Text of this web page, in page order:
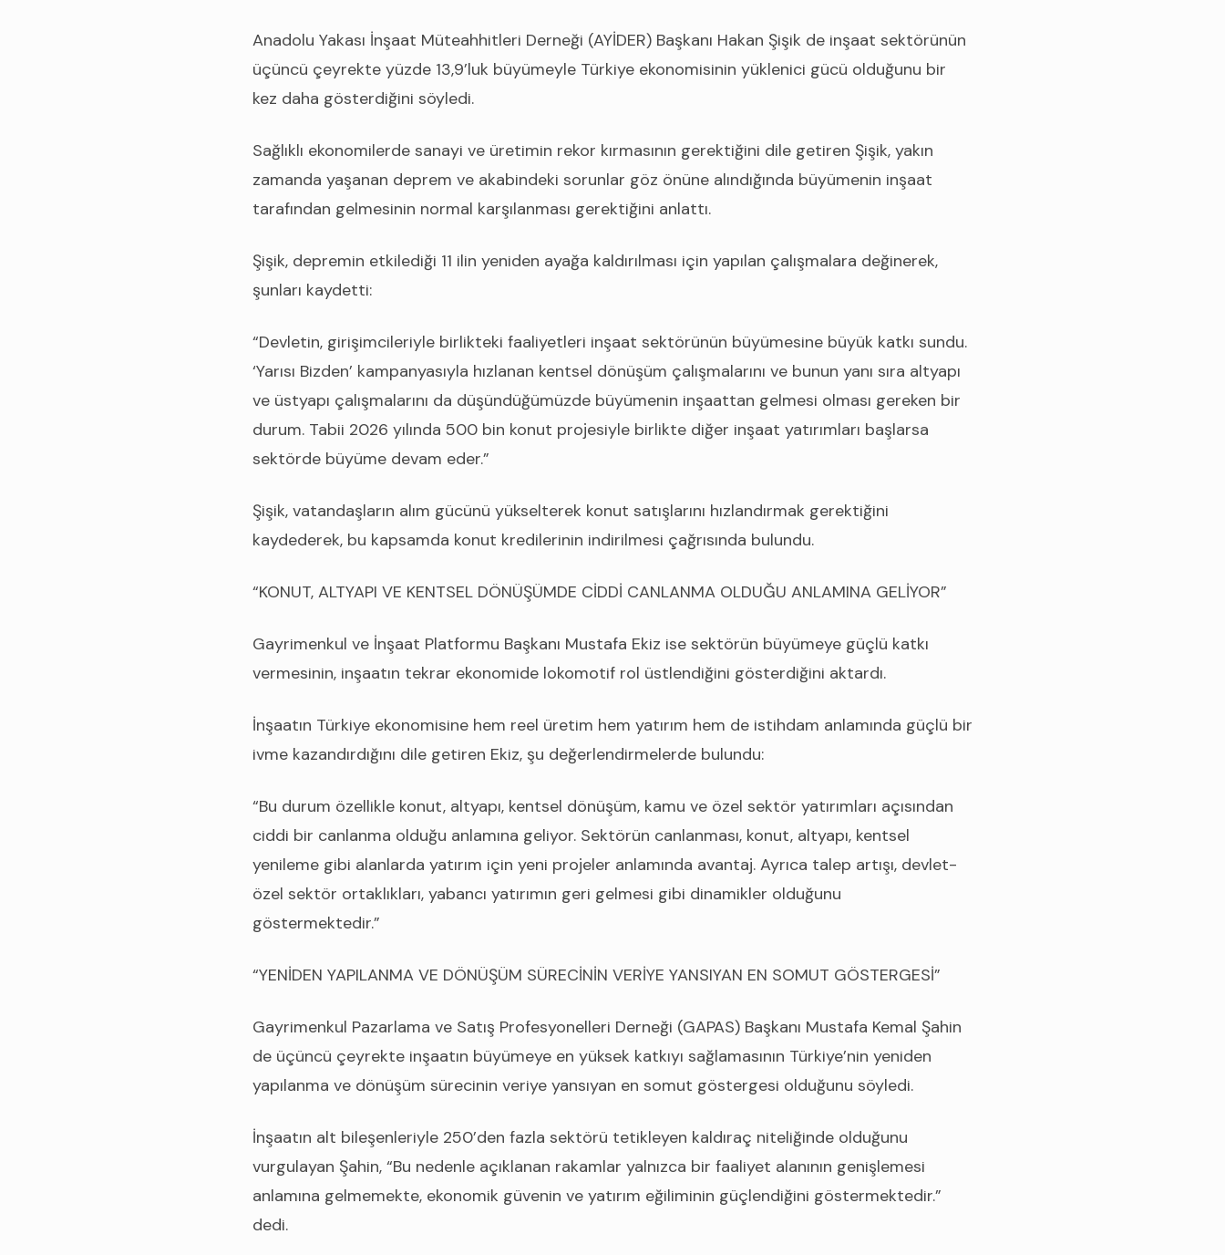
Anadolu Yakası İnşaat Müteahhitleri Derneği (AYİDER) Başkanı Hakan Şişik de inşaat sektörünün
üçüncü çeyrekte yüzde 13,9’luk büyümeyle Türkiye ekonomisinin yüklenici gücü olduğunu bir
kez daha gösterdiğini söyledi.
Sağlıklı ekonomilerde sanayi ve üretimin rekor kırmasının gerektiğini dile getiren Şişik, yakın
zamanda yaşanan deprem ve akabindeki sorunlar göz önüne alındığında büyümenin inşaat
tarafından gelmesinin normal karşılanması gerektiğini anlattı.
Şişik, depremin etkilediği 11 ilin yeniden ayağa kaldırılması için yapılan çalışmalara değinerek,
şunları kaydetti:
“Devletin, girişimcileriyle birlikteki faaliyetleri inşaat sektörünün büyümesine büyük katkı sundu.
‘Yarısı Bizden’ kampanyasıyla hızlanan kentsel dönüşüm çalışmalarını ve bunun yanı sıra altyapı
ve üstyapı çalışmalarını da düşündüğümüzde büyümenin inşaattan gelmesi olması gereken bir
durum. Tabii 2026 yılında 500 bin konut projesiyle birlikte diğer inşaat yatırımları başlarsa
sektörde büyüme devam eder.”
Şişik, vatandaşların alım gücünü yükselterek konut satışlarını hızlandırmak gerektiğini
kaydederek, bu kapsamda konut kredilerinin indirilmesi çağrısında bulundu.
“KONUT, ALTYAPI VE KENTSEL DÖNÜŞÜMDE CİDDİ CANLANMA OLDUĞU ANLAMINA GELİYOR”
Gayrimenkul ve İnşaat Platformu Başkanı Mustafa Ekiz ise sektörün büyümeye güçlü katkı
vermesinin, inşaatın tekrar ekonomide lokomotif rol üstlendiğini gösterdiğini aktardı.
İnşaatın Türkiye ekonomisine hem reel üretim hem yatırım hem de istihdam anlamında güçlü bir
ivme kazandırdığını dile getiren Ekiz, şu değerlendirmelerde bulundu:
“Bu durum özellikle konut, altyapı, kentsel dönüşüm, kamu ve özel sektör yatırımları açısından
ciddi bir canlanma olduğu anlamına geliyor. Sektörün canlanması, konut, altyapı, kentsel
yenileme gibi alanlarda yatırım için yeni projeler anlamında avantaj. Ayrıca talep artışı, devlet-
özel sektör ortaklıkları, yabancı yatırımın geri gelmesi gibi dinamikler olduğunu
göstermektedir.”
“YENİDEN YAPILANMA VE DÖNÜŞÜM SÜRECİNİN VERİYE YANSIYAN EN SOMUT GÖSTERGESİ”
Gayrimenkul Pazarlama ve Satış Profesyonelleri Derneği (GAPAS) Başkanı Mustafa Kemal Şahin
de üçüncü çeyrekte inşaatın büyümeye en yüksek katkıyı sağlamasının Türkiye’nin yeniden
yapılanma ve dönüşüm sürecinin veriye yansıyan en somut göstergesi olduğunu söyledi.
İnşaatın alt bileşenleriyle 250’den fazla sektörü tetikleyen kaldıraç niteliğinde olduğunu
vurgulayan Şahin, “Bu nedenle açıklanan rakamlar yalnızca bir faaliyet alanının genişlemesi
anlamına gelmemekte, ekonomik güvenin ve yatırım eğiliminin güçlendiğini göstermektedir.”
dedi.